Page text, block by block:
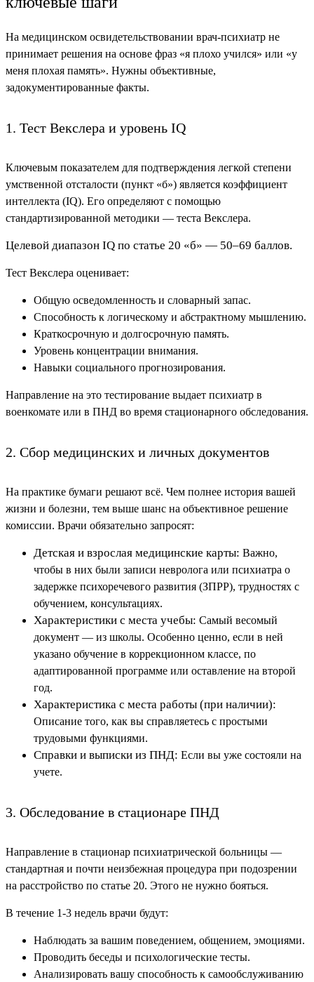
На медицинском освидетельствовании врач-психиатр не
принимает решения на основе фраз «я плохо учился» или «у
меня плохая память». Нужны объективные,
задокументированные факты.
1. Тест Векслера и уровень IQ
Ключевым показателем для подтверждения легкой степени
умственной отсталости (пункт «б») является коэффициент
интеллекта (IQ). Его определяют с помощью
стандартизированной методики — теста Векслера.
Целевой диапазон IQ по статье 20 «б» — 50–69 баллов.
Тест Векслера оценивает:
Общую осведомленность и словарный запас.
Способность к логическому и абстрактному мышлению.
Краткосрочную и долгосрочную память.
Уровень концентрации внимания.
Навыки социального прогнозирования.
Направление на это тестирование выдает психиатр в
военкомате или в ПНД во время стационарного обследования.
2. Сбор медицинских и личных документов
На практике бумаги решают всё. Чем полнее история вашей
жизни и болезни, тем выше шанс на объективное решение
комиссии. Врачи обязательно запросят:
Детская и взрослая медицинские карты: Важно,
чтобы в них были записи невролога или психиатра о
задержке психоречевого развития (ЗПРР), трудностях с
обучением, консультациях.
Характеристики с места учебы: Самый весомый
документ — из школы. Особенно ценно, если в ней
указано обучение в коррекционном классе, по
адаптированной программе или оставление на второй
год.
Характеристика с места работы (при наличии):
Описание того, как вы справляетесь с простыми
трудовыми функциями.
Справки и выписки из ПНД: Если вы уже состояли на
учете.
3. Обследование в стационаре ПНД
Направление в стационар психиатрической больницы —
стандартная и почти неизбежная процедура при подозрении
на расстройство по статье 20. Этого не нужно бояться.
В течение 1-3 недель врачи будут:
Наблюдать за вашим поведением, общением, эмоциями.
Проводить беседы и психологические тесты.
Анализировать вашу способность к самообслуживанию